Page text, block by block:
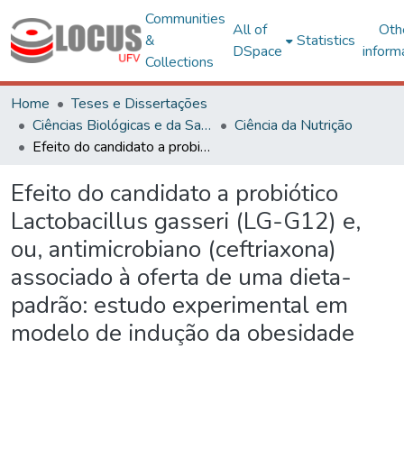
Communities
&
Collections
All of
DSpace
Statistics
Home
Teses e Dissertações
Ciências Biológicas e da Saúde
Ciência da Nutrição
Efeito do candidato a probiótico Lactobacillus gasseri (LG-G12) e, ou, antimicrobiano (ceftriaxona) associado à oferta de uma dieta-padrão: estudo experimental em modelo de indução da obesidade
Efeito do candidato a probiótico
Lactobacillus gasseri (LG-G12) e,
ou, antimicrobiano (ceftriaxona)
associado à oferta de uma dieta-
padrão: estudo experimental em
modelo de indução da obesidade